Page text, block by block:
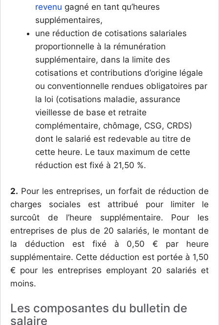
revenu gagné en tant qu’heures
supplémentaires,
une réduction de cotisations salariales
proportionnelle à la rémunération
supplémentaire, dans la limite des
cotisations et contributions d’origine légale
ou conventionnelle rendues obligatoires par
la loi (cotisations maladie, assurance
vieillesse de base et retraite
complémentaire, chômage, CSG, CRDS)
dont le salarié est redevable au titre de
cette heure. Le taux maximum de cette
réduction est fixé à 21,50 %.
2. Pour les entreprises, un forfait de réduction de
charges sociales est attribué pour limiter le
surcoût de l’heure supplémentaire. Pour les
entreprises de plus de 20 salariés, le montant de
la déduction est fixé à 0,50 € par heure
supplémentaire. Cette déduction est portée à 1,50
€ pour les entreprises employant 20 salariés et
moins.
Les composantes du bulletin de
salaire